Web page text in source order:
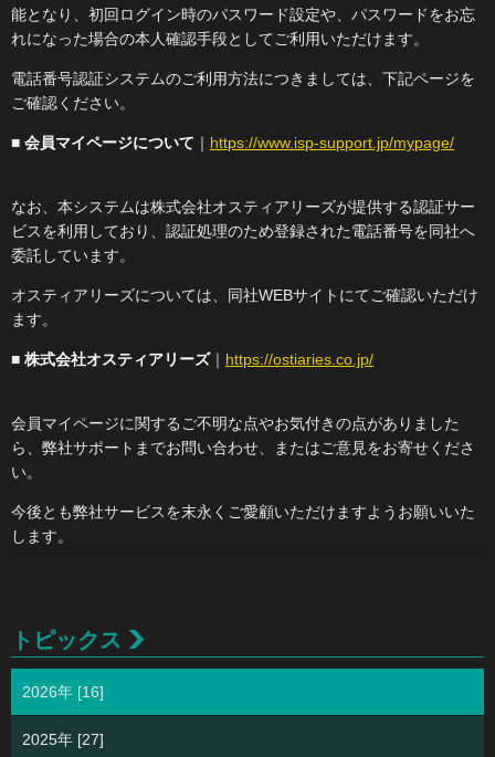
能となり、初回ログイン時のパスワード設定や、パスワードをお忘
れになった場合の本人確認手段としてご利用いただけます。
電話番号認証システムのご利用方法につきましては、下記ページを
ご確認ください。
■ 会員マイページについて ｜ https://www.isp-support.jp/mypage/
なお、本システムは株式会社オスティアリーズが提供する認証サー
ビスを利用しており、認証処理のため登録された電話番号を同社へ
委託しています。
オスティアリーズについては、同社WEBサイトにてご確認いただけ
ます。
■ 株式会社オスティアリーズ｜ https://ostiaries.co.jp/
会員マイページに関するご不明な点やお気付きの点がありました
ら、弊社サポートまでお問い合わせ、またはご意見をお寄せくださ
い。
今後とも弊社サービスを末永くご愛顧いただけますようお願いいた
します。
トピックス
2026年 [16]
2025年 [27]